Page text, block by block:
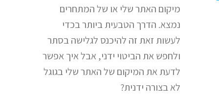
מיקום האתר שלי או של המתחרים
נמצא. הדרך הטבעית ביותר בכדי
לעשות זאת זה להיכנס לגלישה בסתר
ולחפש את הביטוי ידני, אבל איך אפשר
לדעת את המיקום של האתר שלי בגוגל
לא בצורה ידנית?